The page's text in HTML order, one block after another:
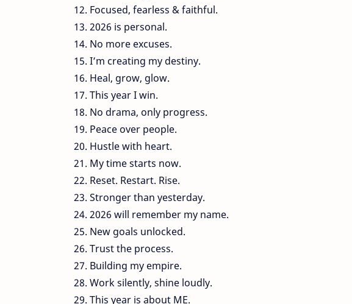
Focused, fearless & faithful.
2026 is personal.
No more excuses.
I’m creating my destiny.
Heal, grow, glow.
This year I win.
No drama, only progress.
Peace over people.
Hustle with heart.
My time starts now.
Reset. Restart. Rise.
Stronger than yesterday.
2026 will remember my name.
New goals unlocked.
Trust the process.
Building my empire.
Work silently, shine loudly.
This year is about ME.